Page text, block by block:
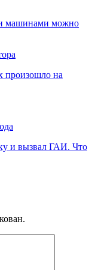
машинами можно
произошло на
и вызвал ГАИ. Что